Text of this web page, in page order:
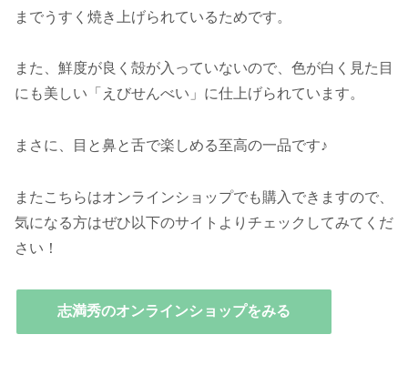
までうすく焼き上げられているためです。
また、鮮度が良く殻が入っていないので、色が白く見た目
にも美しい「えびせんべい」に仕上げられています。
まさに、目と鼻と舌で楽しめる至高の一品です♪
またこちらはオンラインショップでも購入できますので、
気になる方はぜひ以下のサイトよりチェックしてみてくだ
さい！
志満秀のオンラインショップをみる